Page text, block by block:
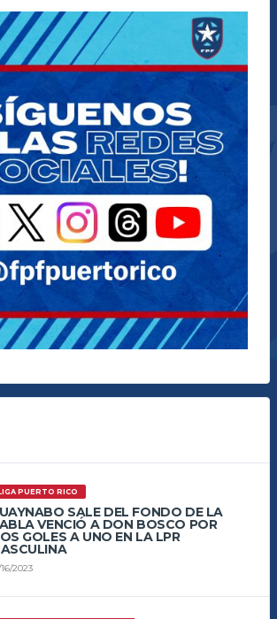
PUERTO RICO
SALE DEL FONDO DE LA
VENCIÓ A DON BOSCO POR
GOLES A UNO EN LA LPR
2023